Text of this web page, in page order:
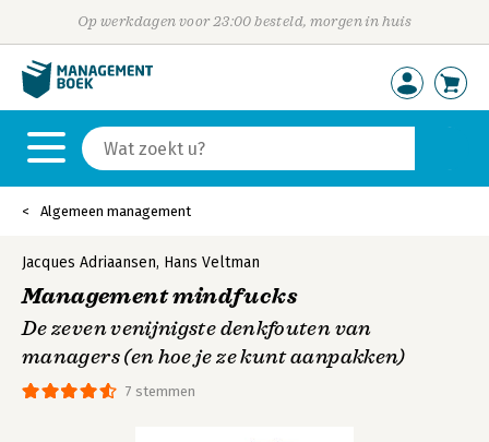
Op werkdagen voor 23:00 besteld, morgen in huis
Algemeen management
7 stemmen
Jacques Adriaansen, Hans Veltman
Management mindfucks
De zeven venijnigste denkfouten van
managers (en hoe je ze kunt aanpakken)